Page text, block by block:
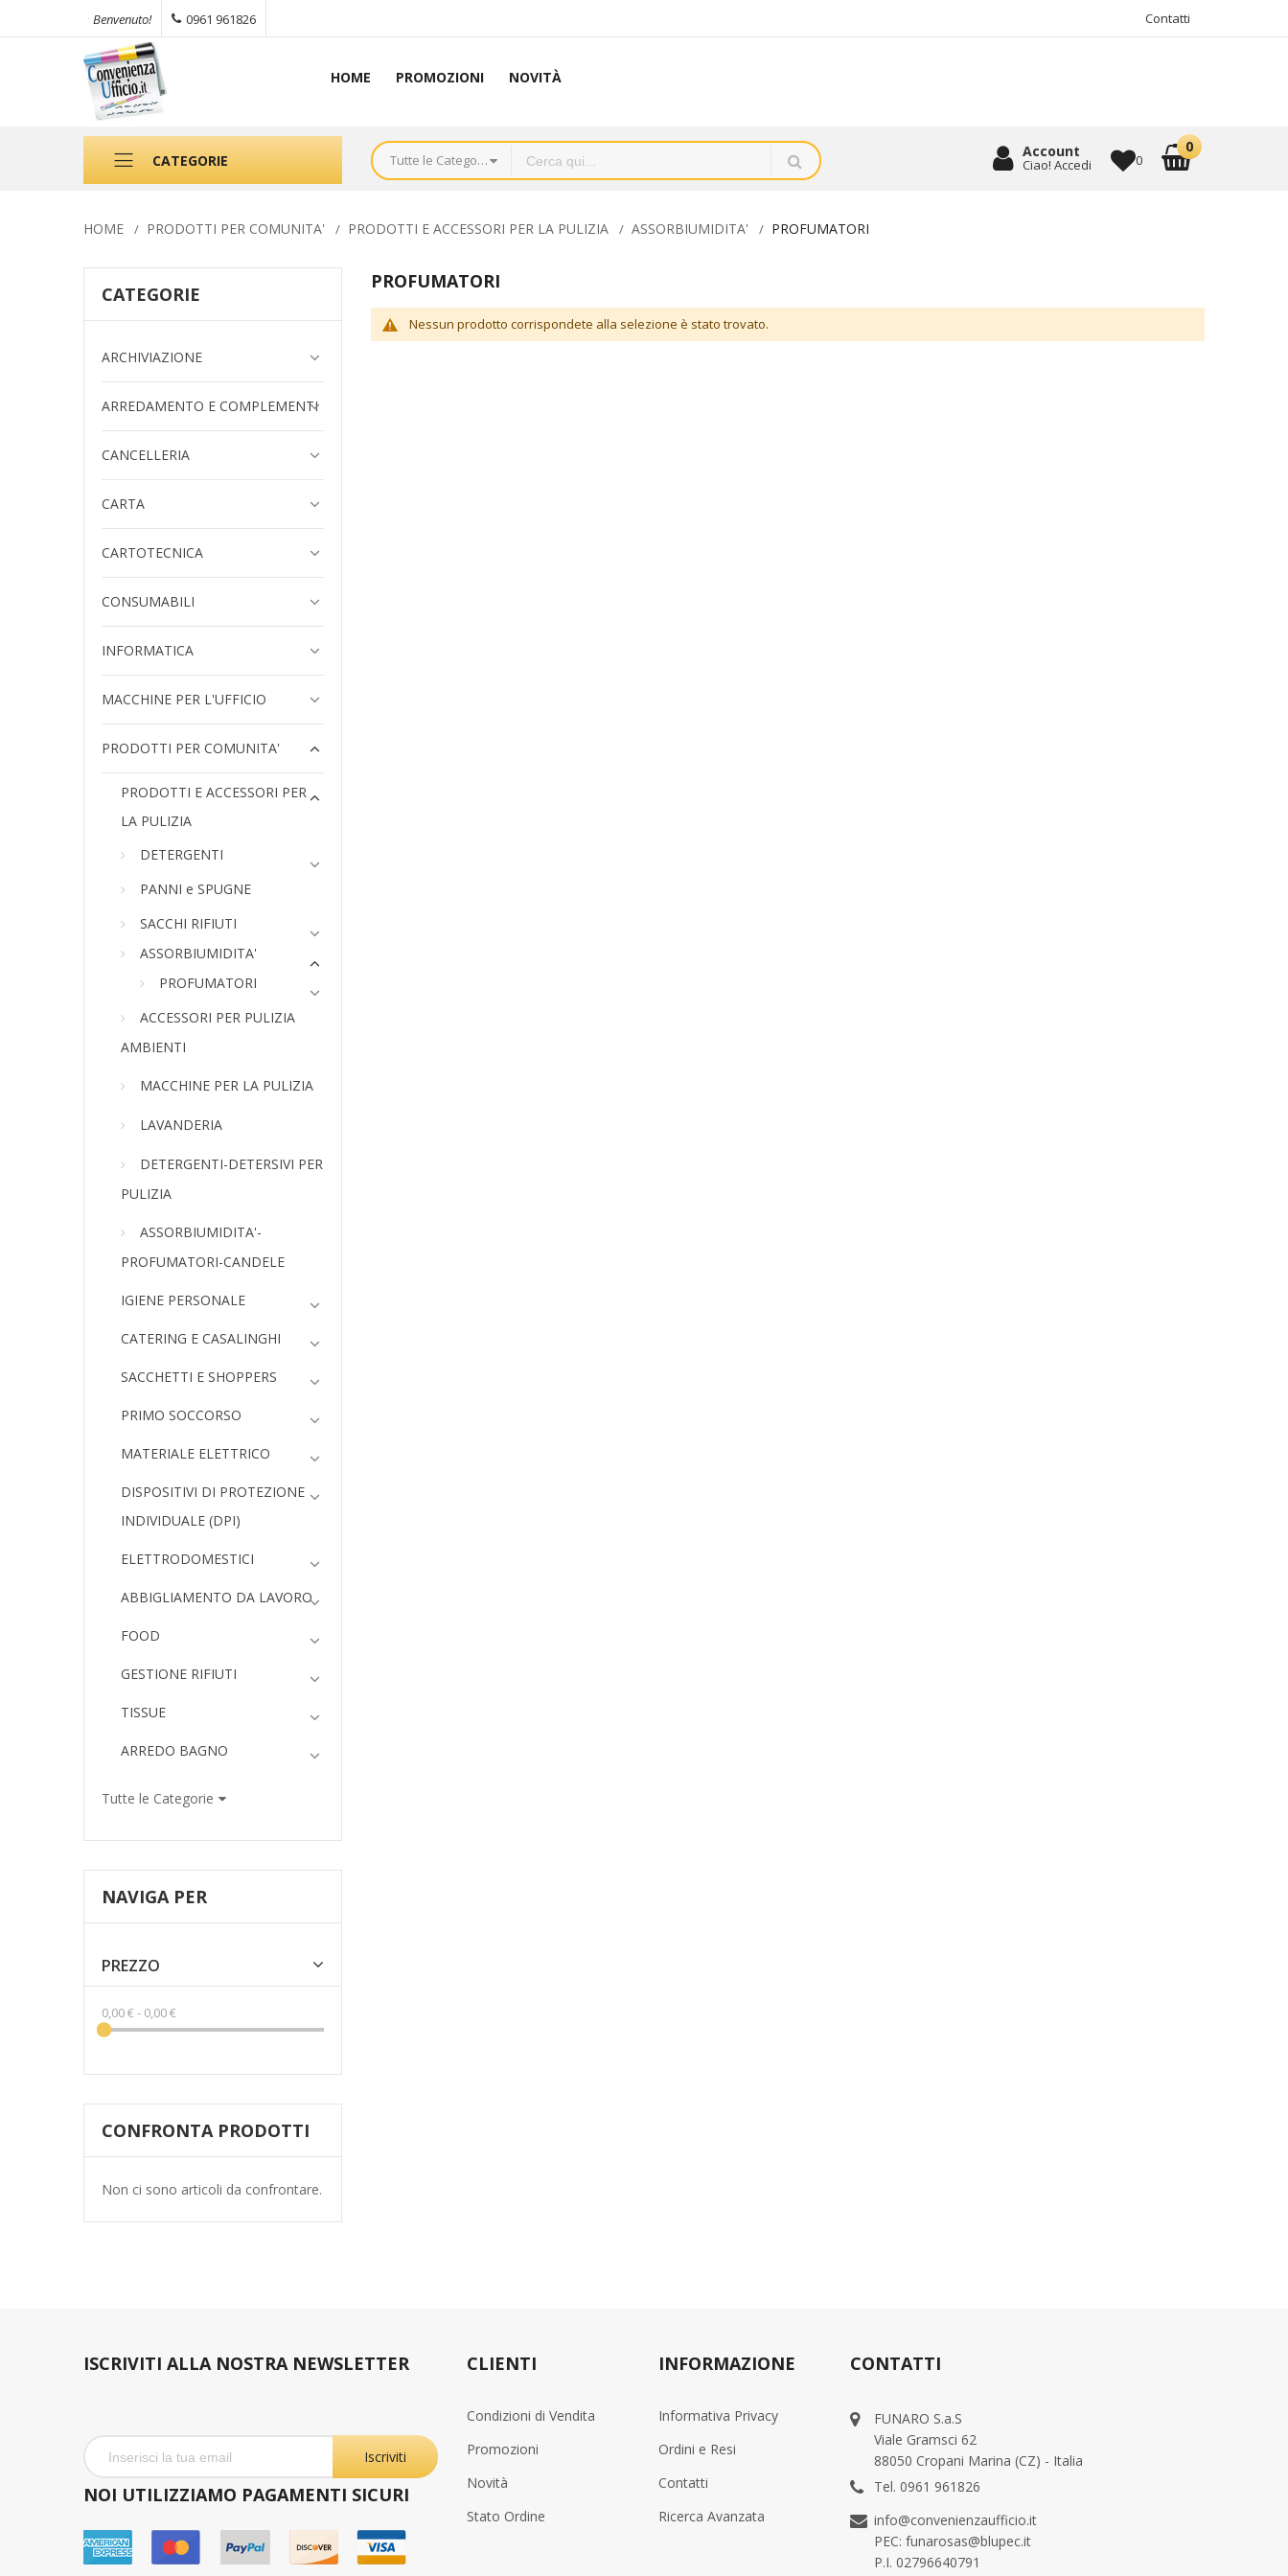
Benvenuto! 0961 961826 Contatti
HOME PROMOZIONI NOVITÀ
CATEGORIE Tutte le Categorie Account
Ciao! Accedi 0
HOME PRODOTTI PER COMUNITA' PRODOTTI E ACCESSORI PER LA PULIZIA ASSORBIUMIDITA' PROFUMATORI
PROFUMATORI
Nessun prodotto corrispondete alla selezione è stato trovato.
CATEGORIE
ARCHIVIAZIONE
ARREDAMENTO E COMPLEMENTI
CANCELLERIA
CARTA
CARTOTECNICA
CONSUMABILI
INFORMATICA
MACCHINE PER L'UFFICIO
PRODOTTI PER COMUNITA'
PRODOTTI E ACCESSORI PER
LA PULIZIA
DETERGENTI
PANNI e SPUGNE
SACCHI RIFIUTI
ASSORBIUMIDITA'
PROFUMATORI
ACCESSORI PER PULIZIA
AMBIENTI
MACCHINE PER LA PULIZIA
LAVANDERIA
DETERGENTI-DETERSIVI PER
PULIZIA
ASSORBIUMIDITA'-
PROFUMATORI-CANDELE
IGIENE PERSONALE
CATERING E CASALINGHI
SACCHETTI E SHOPPERS
PRIMO SOCCORSO
MATERIALE ELETTRICO
DISPOSITIVI DI PROTEZIONE
INDIVIDUALE (DPI)
ELETTRODOMESTICI
ABBIGLIAMENTO DA LAVORO
FOOD
GESTIONE RIFIUTI
TISSUE
ARREDO BAGNO
Tutte le Categorie
NAVIGA PER
PREZZO
0,00 €- 0,00 €
CONFRONTA PRODOTTI
Non ci sono articoli da confrontare.
ISCRIVITI ALLA NOSTRA NEWSLETTER
Iscriviti
NOI UTILIZZIAMO PAGAMENTI SICURI
CLIENTI
Condizioni di Vendita
Promozioni
Novità
Stato Ordine
INFORMAZIONE
Informativa Privacy
Ordini e Resi
Contatti
Ricerca Avanzata
CONTATTI
FUNARO S.a.S
Viale Gramsci 62
88050 Cropani Marina (CZ) - Italia
Tel. 0961 961826
info@convenienzaufficio.it
PEC: funarosas@blupec.it
P.I. 02796640791